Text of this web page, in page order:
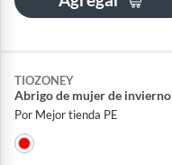
TIOZONEY
Abrigo de mujer de invierno
Por Mejor tienda PE